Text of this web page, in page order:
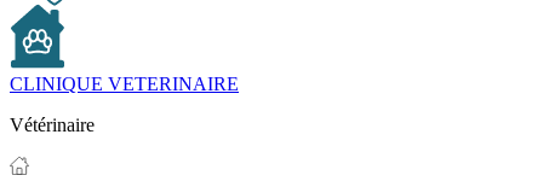
CLINIQUE VETERINAIRE
Vétérinaire